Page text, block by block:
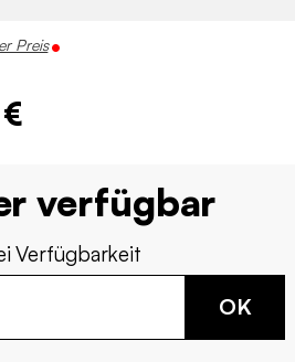
Preis
verfügbar
Verfügbarkeit
OK